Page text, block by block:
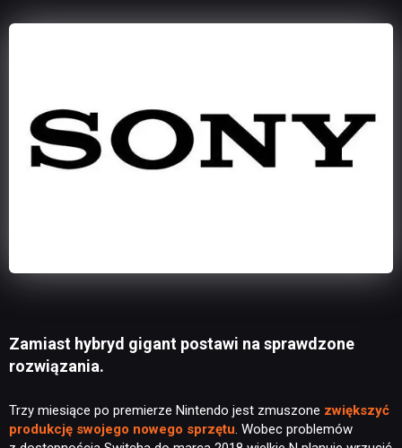
Zamiast hybryd gigant postawi na sprawdzone
rozwiązania.
Trzy miesiące po premierze Nintendo jest zmuszone zwiększyć
produkcję swojego nowego sprzętu. Wobec problemów